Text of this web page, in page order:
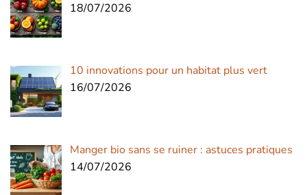
18/07/2026
10 innovations pour un habitat plus vert
16/07/2026
Manger bio sans se ruiner : astuces pratiques
14/07/2026